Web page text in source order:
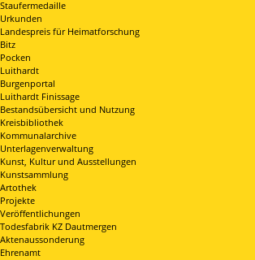
Staufermedaille
Urkunden
Landespreis für Heimatforschung
Bitz
Pocken
Luithardt
Burgenportal
Luithardt Finissage
Bestandsübersicht und Nutzung
Kreisbibliothek
Kommunalarchive
Unterlagenverwaltung
Kunst, Kultur und Ausstellungen
Kunstsammlung
Artothek
Projekte
Veröffentlichungen
Todesfabrik KZ Dautmergen
Aktenaussonderung
Ehrenamt